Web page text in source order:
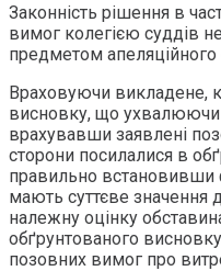
Законність рішення в
вимог колегією суддів
предметом
Враховуючи викладене,
висновку, що ухвалюючи
врахувавши заявлені
сторони посилалися в
правильно встановивши
мають суттєве значення
належну оцінку
обґрунтованого
позовних вимог про